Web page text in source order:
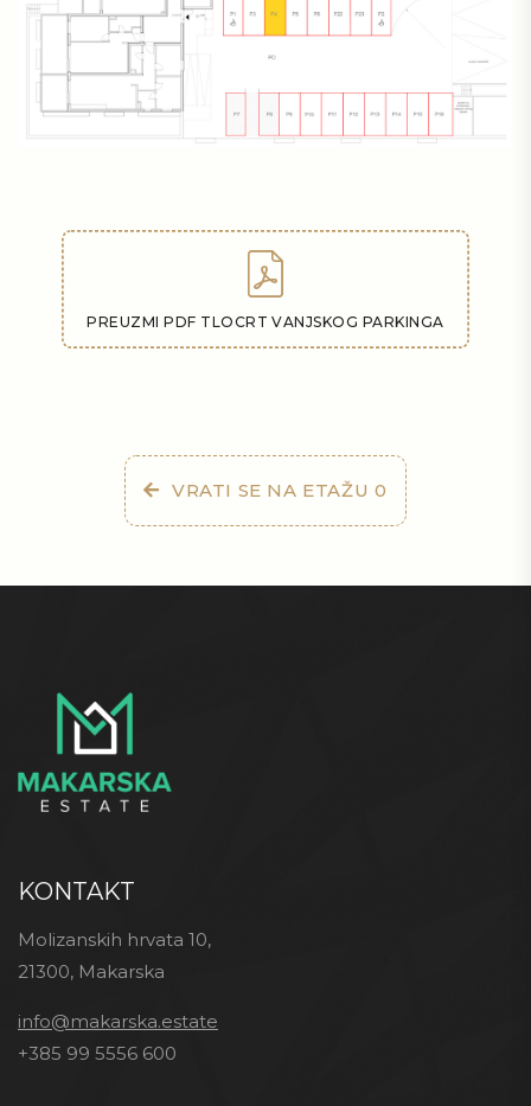
PREUZMI PDF TLOCRT VANJSKOG PARKINGA
VRATI SE NA ETAŽU 0
KONTAKT
Molizanskih hrvata 10,
21300, Makarska
info@makarska.estate
+385 99 5556 600